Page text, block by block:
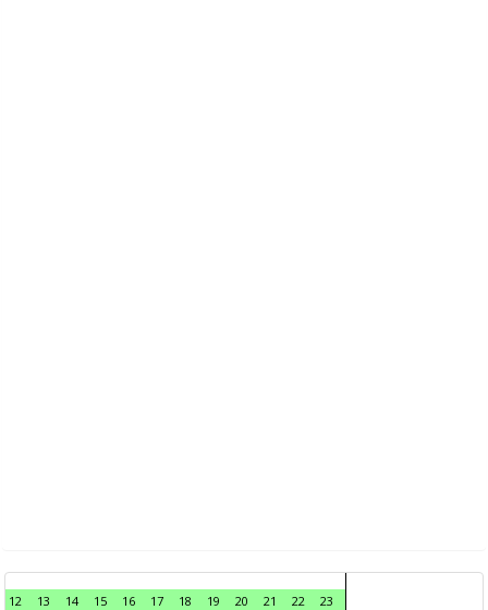
12 13 14 15 16 17 18 19 20 21 22
23